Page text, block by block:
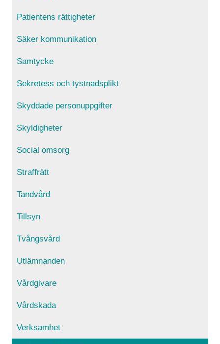
Patientens rättigheter
Säker kommunikation
Samtycke
Sekretess och tystnadsplikt
Skyddade personuppgifter
Skyldigheter
Social omsorg
Straffrätt
Tandvård
Tillsyn
Tvångsvård
Utlämnanden
Vårdgivare
Vårdskada
Verksamhet